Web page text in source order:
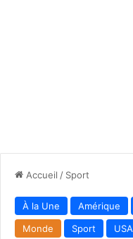
Accueil / Sport
À la Une Amérique
Monde
Sport USA